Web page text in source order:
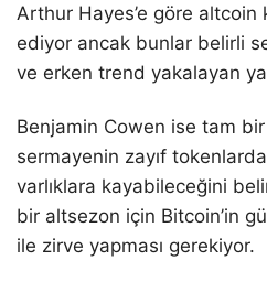
Arthur Hayes’e göre altcoin
ediyor ancak bunlar belirli
ve erken trend yakalayan
Benjamin Cowen ise tam
sermayenin zayıf
varlıklara kayabileceğini
bir altsezon için Bitcoin’in
ile zirve yapması gerekiyor.